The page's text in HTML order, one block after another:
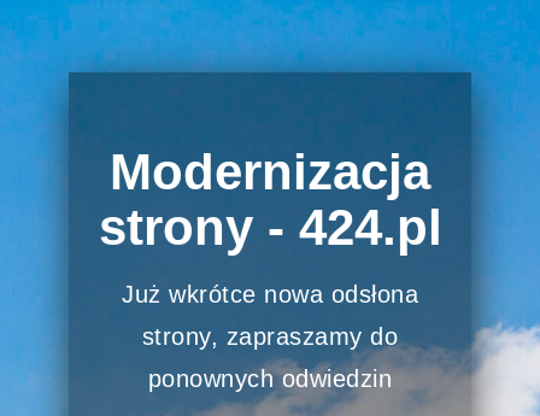
Modernizacja
strony - 424.pl
Już wkrótce nowa odsłona
strony, zapraszamy do
ponownych odwiedzin